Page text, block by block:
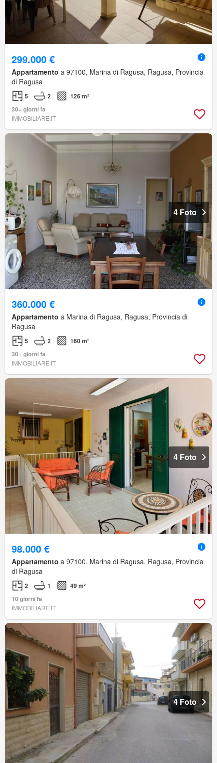
299.000 €
Appartamento a 97100, Marina di Ragusa, Ragusa, Provincia
di Ragusa
5 2
126 m²
30+ giorni fa
IMMOBILIARE.IT
4 Foto
360.000 €
Appartamento a Marina di Ragusa, Ragusa, Provincia di
Ragusa
5 2
160 m²
30+ giorni fa
IMMOBILIARE.IT
4 Foto
98.000 €
Appartamento a 97100, Marina di Ragusa, Ragusa, Provincia
di Ragusa
2 1
49 m²
10 giorni fa
IMMOBILIARE.IT
4 Foto